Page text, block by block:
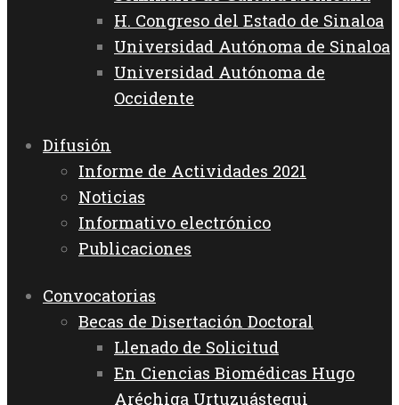
H. Congreso del Estado de Sinaloa
Universidad Autónoma de Sinaloa
Universidad Autónoma de
Occidente
Difusión
Informe de Actividades 2021
Noticias
Informativo electrónico
Publicaciones
Convocatorias
Becas de Disertación Doctoral
Llenado de Solicitud
En Ciencias Biomédicas Hugo
Aréchiga Urtuzuástegui